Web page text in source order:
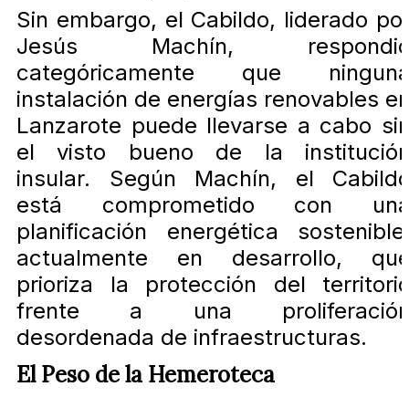
Sin embargo, el Cabildo, liderado
Jesús Machín,
categóricamente que
instalación de energías renovables
Lanzarote puede llevarse a cabo
el visto bueno de la
insular. Según Machín, el
está comprometido con
planificación energética
actualmente en desarrollo,
prioriza la protección del
frente a una
desordenada de infraestructuras.
El Peso de la Hemeroteca